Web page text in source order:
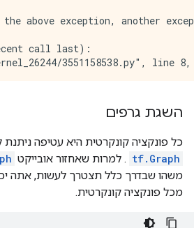
above exception, another
call last):
3551158538.py", line
השגת גרפים
כל פונקציה קונקרטית היא עטיפה
tf.Graph . למרות שאחזור אובייקט
משהו שבדרך כלל תצטרך לעשות, אתה
מכל פונקציה קונקרטית.